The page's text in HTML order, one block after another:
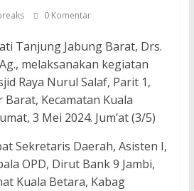
0 Komentar
Tanjung Jabung Barat, Drs.
melaksanakan kegiatan
Raya Nurul Salaf, Parit 1,
Barat, Kecamatan Kuala
3 Mei 2024. Jum’at (3/5)
Sekretaris Daerah, Asisten I,
OPD, Dirut Bank 9 Jambi,
Kuala Betara, Kabag